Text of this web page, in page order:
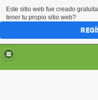
Este sitio web fue creado
tener tu propio sitio web?